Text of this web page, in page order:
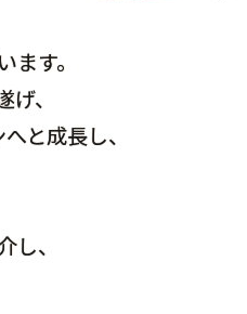
す。
、
と成長し、
、